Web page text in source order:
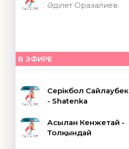
Әділет Оразалиев
В ЭФИРЕ
Серікбол Сайлаубек
- Shatenka
Асылан Кенжетай -
Толқындай